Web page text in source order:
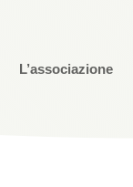
L’associazione